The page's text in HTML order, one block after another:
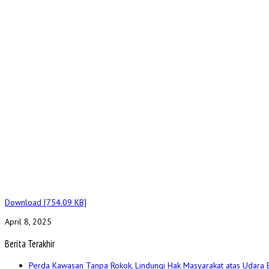
Download [754.09 KB]
April 8, 2025
Berita Terakhir
Perda Kawasan Tanpa Rokok, Lindungi Hak Masyarakat atas Udara